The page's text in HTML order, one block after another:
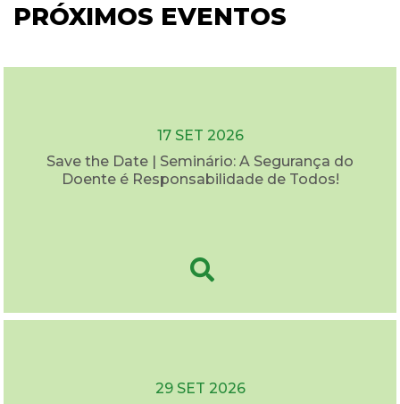
PRÓXIMOS EVENTOS
17 SET 2026
Save the Date | Seminário: A Segurança do
Doente é Responsabilidade de Todos!
29 SET 2026